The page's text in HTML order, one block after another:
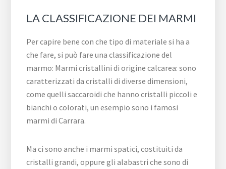
LA CLASSIFICAZIONE DEI MARMI
Per capire bene con che tipo di materiale si ha a
che fare, si può fare una classificazione del
marmo: Marmi cristallini di origine calcarea: sono
caratterizzati da cristalli di diverse dimensioni,
come quelli saccaroidi che hanno cristalli piccoli e
bianchi o colorati, un esempio sono i famosi
marmi di Carrara.
Ma ci sono anche i marmi spatici, costituiti da
cristalli grandi, oppure gli alabastri che sono di